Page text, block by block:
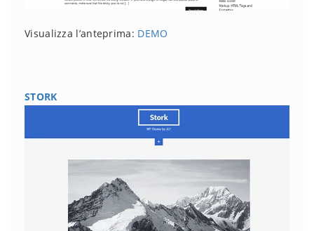
Visualizza l’anteprima: DEMO
STORK